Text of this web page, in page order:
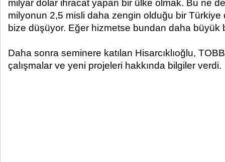
milyar dolar ihracat yapan bir ülke olmak. Bu ne
milyonun 2,5 misli daha zengin olduğu bir Türkiye
bize düşüyor. Eğer hizmetse bundan daha büyük
Daha sonra seminere katılan Hisarcıklıoğlu,
çalışmalar ve yeni projeleri hakkında bilgiler verdi.